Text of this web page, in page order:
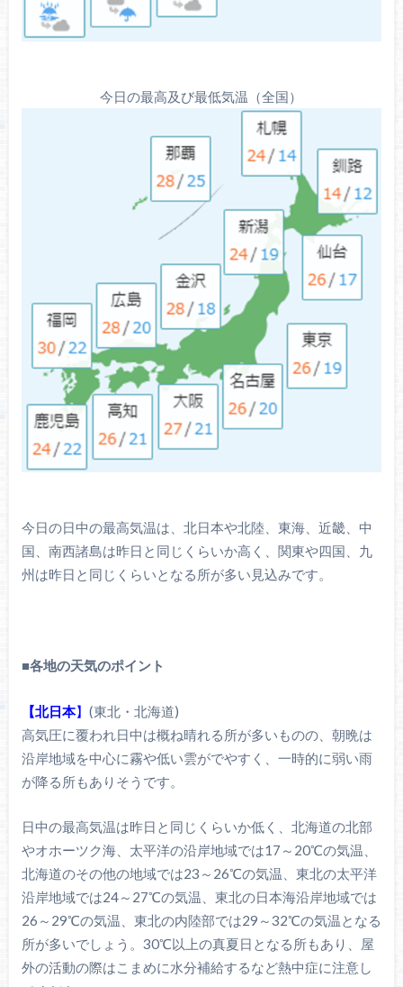
今日の最高及び最低気温（全国）
今日の日中の最高気温は、北日本や北陸、東海、近畿、中
国、南西諸島は昨日と同じくらいか高く、関東や四国、九
州は昨日と同じくらいとなる所が多い見込みです。
■各地の天気のポイント
【北日本】 (東北・北海道)
高気圧に覆われ日中は概ね晴れる所が多いものの、朝晩は
沿岸地域を中心に霧や低い雲がでやすく、一時的に弱い雨
が降る所もありそうです。
日中の最高気温は昨日と同じくらいか低く、北海道の北部
やオホーツク海、太平洋の沿岸地域では17～20℃の気温、
北海道のその他の地域では23～26℃の気温、東北の太平洋
沿岸地域では24～27℃の気温、東北の日本海沿岸地域では
26～29℃の気温、東北の内陸部では29～32℃の気温となる
所が多いでしょう。30℃以上の真夏日となる所もあり、屋
外の活動の際はこまめに水分補給するなど熱中症に注意し